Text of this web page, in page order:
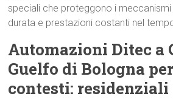
speciali che proteggono i meccanismi
durata e prestazioni costanti nel
Automazioni Ditec a
Guelfo di Bologna
contesti: residenziali